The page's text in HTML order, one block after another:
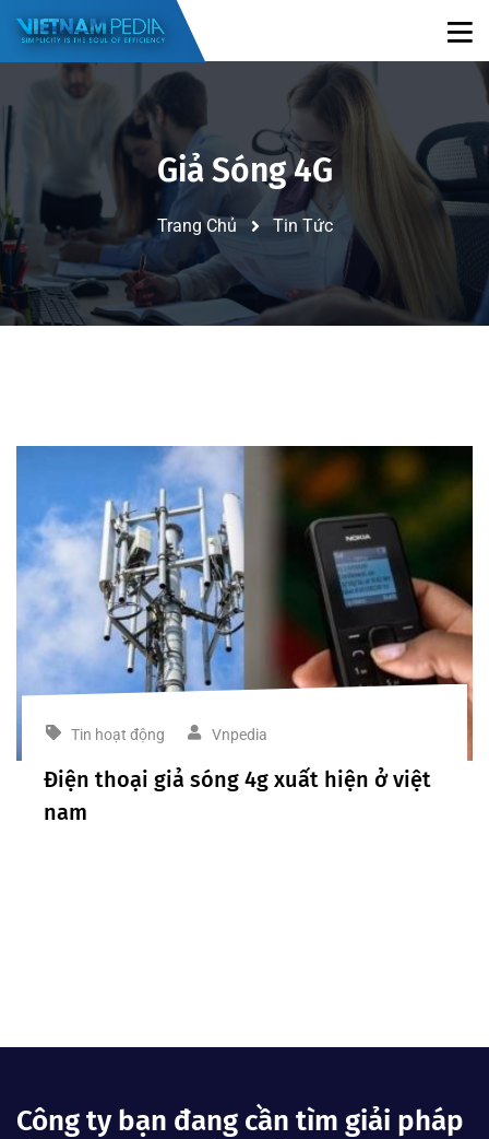
Giả Sóng 4G
Trang Chủ Tin Tức
Tin hoạt động Vnpedia
Điện thoại giả sóng 4g xuất hiện ở việt
nam
Công ty bạn đang cần tìm giải pháp